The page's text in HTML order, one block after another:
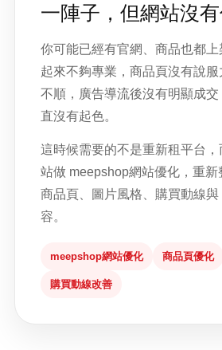
一陣子，但網站沒
你可能已經有官網、商品也都
起來不夠專業，商品頁沒有說
不順，廣告導流後沒有明顯成
直沒有起色。
這時候需要的不是重新租平台，
站做 meepshop網站優化，重新
商品頁、圖片風格、購買動線與
容。
meepshop網站優化 商品頁優化
購買動線改善